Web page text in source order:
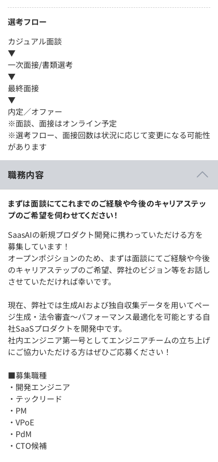
選考フロー
カジュアル面談
▼
一次面接/書類選考
▼
最終面接
▼
内定／オファー
※面談、面接はオンライン予定
※選考フロー、面接回数は状況に応じて変更になる可能性
があります
職務内容
まずは面談にてこれまでのご経験や今後のキャリアステッ
プのご希望を伺わせてください！
SaasAIの新規プロダクト開発に携わっていただける方を
募集しています！
オープンポジションのため、まずは面談にてご経験や今後
のキャリアステップのご希望、弊社のビジョン等をお話し
させていただければ幸いです。
現在、弊社では生成AIおよび独自収集データを用いてペー
ジ生成・法令審査～パフォーマンス最適化を可能とする自
社SaaSプロダクトを開発中です。
社内エンジニア第一号としてエンジニアチームの立ち上げ
にご協力いただける方はぜひご応募ください！
■募集職種
・開発エンジニア
・テックリード
・PM
・VPoE
・PdM
・CTO候補